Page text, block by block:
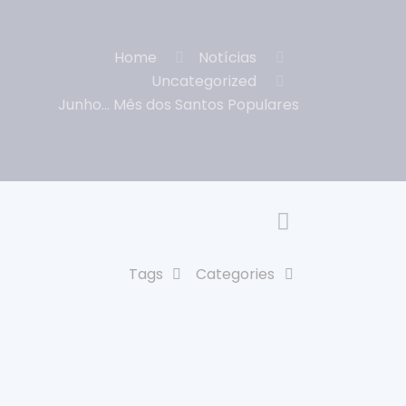
Home
Notícias
Uncategorized
Junho… Mês dos Santos Populares
Categories
Tags